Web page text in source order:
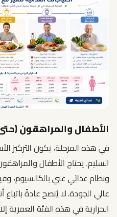
الأطفال والمراهقون (حتى 18
في هذه المرحلة، يكون التركيز
السليم. يحتاج الأطفال
ونظام غذائي غني بالكالسيوم،
عالي الجودة. لا يُنصح عادةً
الحرارية في هذه الفئة